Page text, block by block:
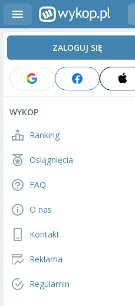
ZALOGUJ SIĘ
WYKOP
Ranking
Osiągnięcia
FAQ
O nas
Kontakt
Reklama
Regulamin